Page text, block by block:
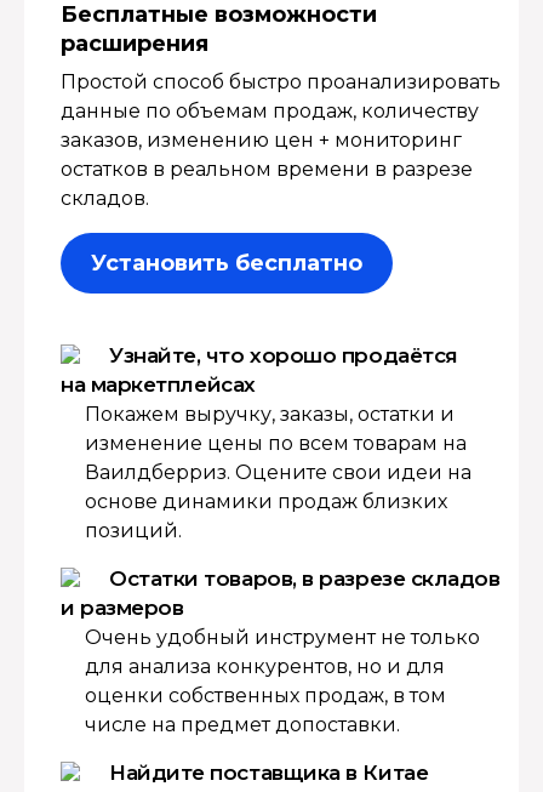
Бесплатные возмож­ности
расширения
Простой способ быстро проанализировать
данные по объемам продаж, количеству
заказов, изменению цен + мониторинг
остатков в реальном времени в разрезе
складов.
Установить бесплатно
Узнайте, что хорошо продаётся
на маркетплейсах
Покажем выручку, заказы, остатки и
изменение цены по всем товарам на
Ваилдберриз. Оцените свои идеи на
основе динамики продаж близких
позиций.
Остатки товаров, в разрезе складов
и размеров
Очень удобный инструмент не только
для анализа конкурентов, но и для
оценки собственных продаж, в том
числе на предмет допоставки.
Найдите поставщика в Китае